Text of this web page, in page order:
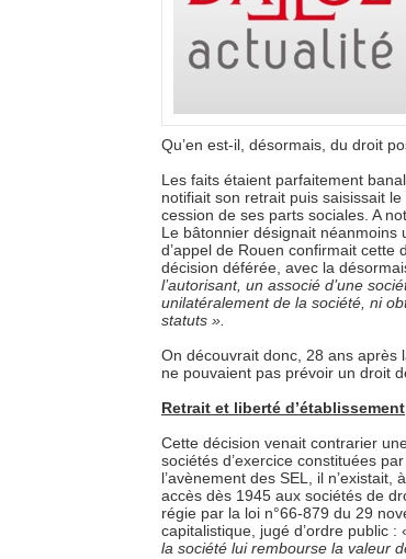
Qu’en est-il, désormais, du droit
Les faits étaient parfaitement
notifiait son retrait puis saisissait
cession de ses parts sociales. A
Le bâtonnier désignait néanmoins
d’appel de Rouen confirmait
décision déférée, avec la
l’autorisant, un associé d’une
unilatéralement de la société, ni
statuts ».
On découvrait donc, 28 ans après
ne pouvaient pas prévoir un droit
Retrait et liberté d’établissement
Cette décision venait contrarier
sociétés d’exercice constituées
l’avènement des SEL, il
accès dès 1945 aux sociétés de
régie par la loi n°66-879 du 29
capitalistique, jugé d’ordre public :
la société lui rembourse la valeur